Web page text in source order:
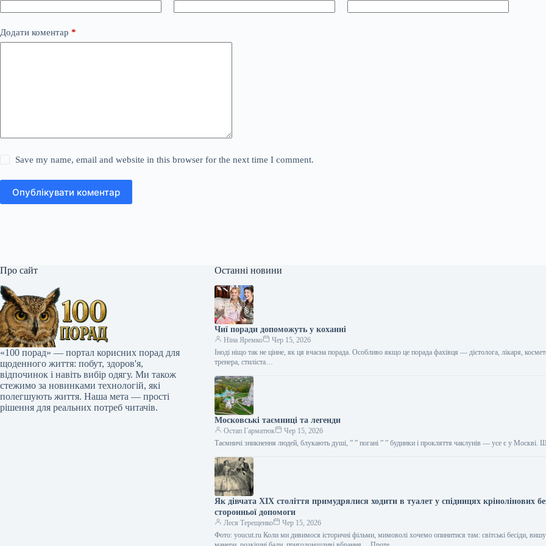
Додати коментар *
Save my name, email and website in this browser for the next time I comment.
Опублікувати коментар
Про сайт
«100 порад» — портал корисних порад для
щоденного життя: побут, здоров'я,
відпочинок і навіть вибір одягу. Ми також
стежимо за новинками технологій, які
полегшують життя. Наша мета — прості
рішення для реальних потреб читачів.
Останні новини
Чиї поради допоможуть у коханні
Ніна Яремко
Чер 15, 2026
Іноді ніщо так не цінне, як ця вчасна порада. Особливо якщо це порада фахівця — дієтолога, лікаря,
тренера, стиліста…
Московські таємниці та легенди
Остап Гарматюк
Чер 15, 2026
Таємничі зникнення людей, блукають душі, ” ” погані ” ” будинки і прокляття чаклунів — усе є у
Як дівчата XIX століття примудрялися ходити в туалет у спідницях крінолінових
сторонньої допомоги
Леся Терещенко
Чер 15, 2026
Фото: youcut.ru Коли ми дивимося історичні фільми, мимоволі хочемо опинитися там: світські бесіди,